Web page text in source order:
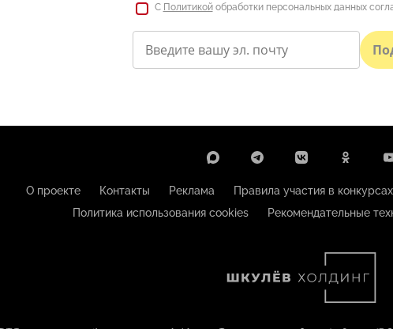
С Политикойобработки персональных данных
О проекте Контакты Реклама Правила участия в конкурсах
Политика использования cookies
Рекомендательные